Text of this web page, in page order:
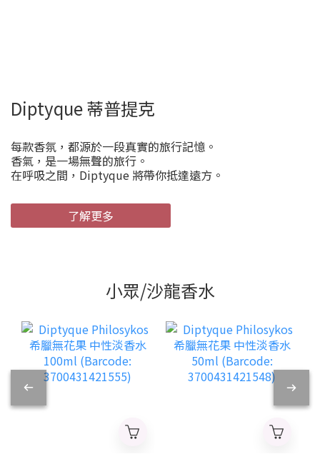
Diptyque 蒂普提克
每款香氛，都源於一段真實的旅行記憶。
香氣，是一場無聲的旅行。
在呼吸之間，Diptyque 將帶你抵達遠方。
了解更多
小眾/沙龍香水